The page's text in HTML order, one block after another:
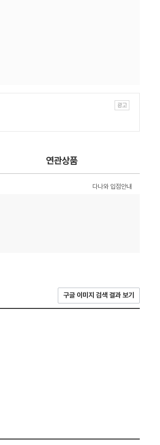
연관상품
다나와 입점안내
구글 이미지 검색 결과 보기